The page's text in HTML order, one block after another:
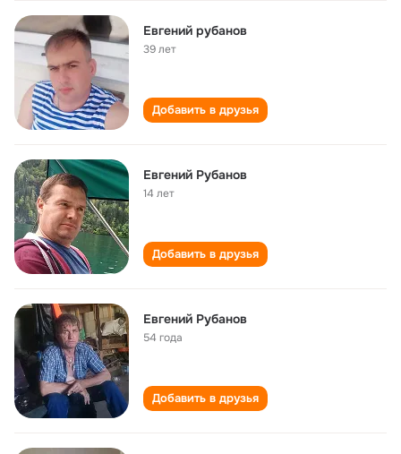
Евгений рубанов
39 лет
Добавить в друзья
Евгений Рубанов
14 лет
Добавить в друзья
Евгений Рубанов
54 года
Добавить в друзья